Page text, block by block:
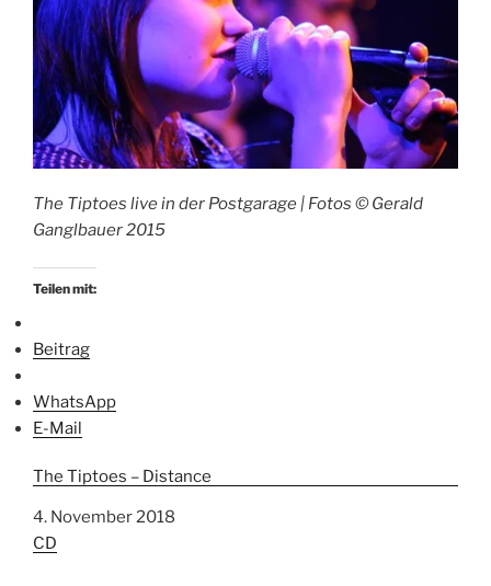
The Tiptoes live in der Postgarage | Fotos © Gerald
Ganglbauer 2015
Teilen mit:
Beitrag
WhatsApp
E-Mail
The Tiptoes – Distance
Datum
4. November 2018
In Bezug auf
CD